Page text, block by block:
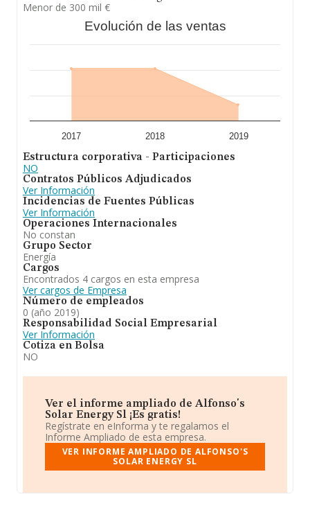
Menor de 300 mil €
Evolución de las ventas
2017 2018 2019
Estructura corporativa - Participaciones
NO
Contratos Públicos Adjudicados
Ver Información
Incidencias de Fuentes Públicas
Ver Información
Operaciones Internacionales
No constan
Grupo Sector
Energía
Cargos
Encontrados 4 cargos en esta empresa
Ver cargos de Empresa
Número de empleados
0 (año 2019)
Responsabilidad Social Empresarial
Ver Información
Cotiza en Bolsa
NO
Ver el informe ampliado de Alfonso's
Solar Energy Sl ¡Es gratis!
Regístrate en eInforma y te regalamos el
Informe Ampliado de esta empresa.
VER INFORME AMPLIADO DE ALFONSO'S
SOLAR ENERGY SL